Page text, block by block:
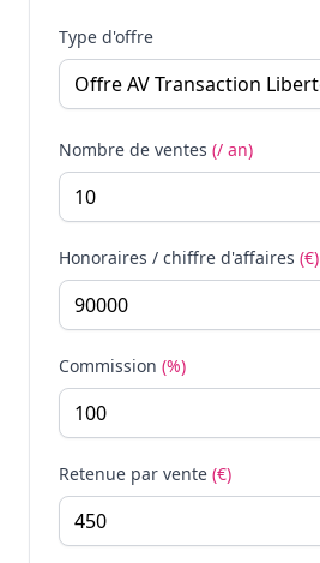
Type d'offre
Nombre de ventes (/ an)
Honoraires / chiffre d'affaires (€)
Commission (%)
Retenue par vente (€)